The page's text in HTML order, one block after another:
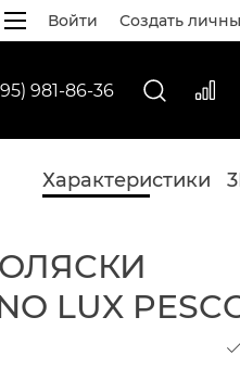
Войти Создать
981-86-36
Характеристики
LUX